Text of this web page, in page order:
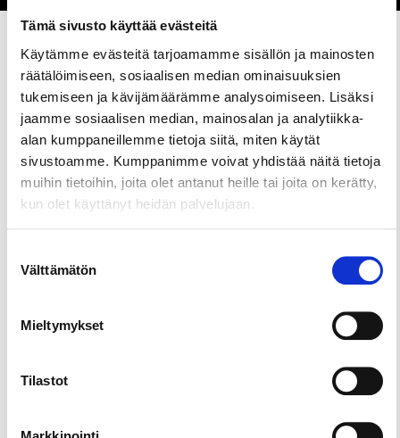
Tämä sivusto käyttää evästeitä
Käytämme evästeitä tarjoamamme sisällön ja mainosten
räätälöimiseen, sosiaalisen median ominaisuuksien
tukemiseen ja kävijämäärämme analysoimiseen. Lisäksi
jaamme sosiaalisen median, mainosalan ja analytiikka-
alan kumppaneillemme tietoja siitä, miten käytät
sivustoamme. Kumppanimme voivat yhdistää näitä tietoja
muihin tietoihin, joita olet antanut heille tai joita on kerätty,
kun olet käyttänyt heidän palvelujaan.
valinta
Välttämätön
Mieltymykset
Tilastot
Share this page
Experience the magic of molten glass—try
glassblowing for yourself.
With guidance from professional glassmakers,
your own creation.